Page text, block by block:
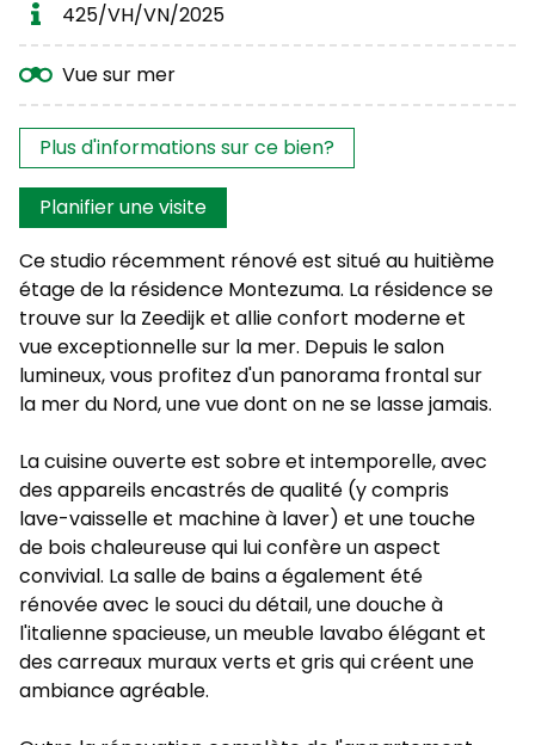
425/VH/VN/2025
Vue sur mer
Les intérêts?
Plus d'informations sur ce bien?
Planifier une visite
Ce studio récemment rénové est situé au huitième
étage de la résidence Montezuma. La résidence se
trouve sur la Zeedijk et allie confort moderne et
vue exceptionnelle sur la mer. Depuis le salon
lumineux, vous profitez d'un panorama frontal sur
la mer du Nord, une vue dont on ne se lasse jamais.
La cuisine ouverte est sobre et intemporelle, avec
des appareils encastrés de qualité (y compris
lave-vaisselle et machine à laver) et une touche
de bois chaleureuse qui lui confère un aspect
convivial. La salle de bains a également été
rénovée avec le souci du détail, une douche à
l'italienne spacieuse, un meuble lavabo élégant et
des carreaux muraux verts et gris qui créent une
ambiance agréable.